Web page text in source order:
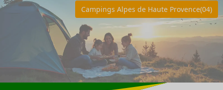
Campings Alpes de Haute Provence(04)